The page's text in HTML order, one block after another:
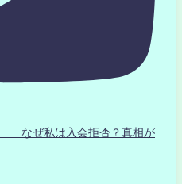
なぜ私は入会拒否？真相が